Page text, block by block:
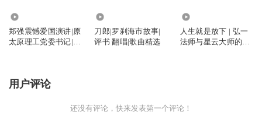
郑强震憾爱国演讲|原
太原理工党委书记|退
刀郎|罗刹海市故事|
评书 翻唱|歌曲精选
人生就是放下 | 弘一
法师与星云大师的隔
用户评论
还没有评论，快来发表第一个评论！